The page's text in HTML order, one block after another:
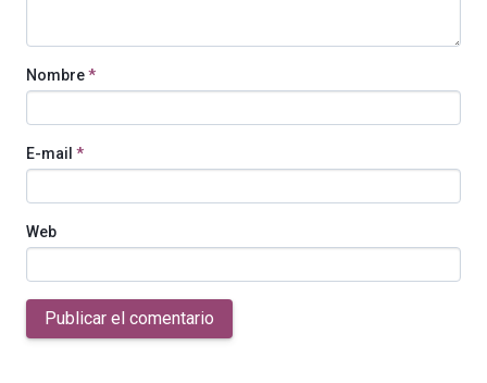
Nombre*
E-mail *
Web
Publicar el comentario